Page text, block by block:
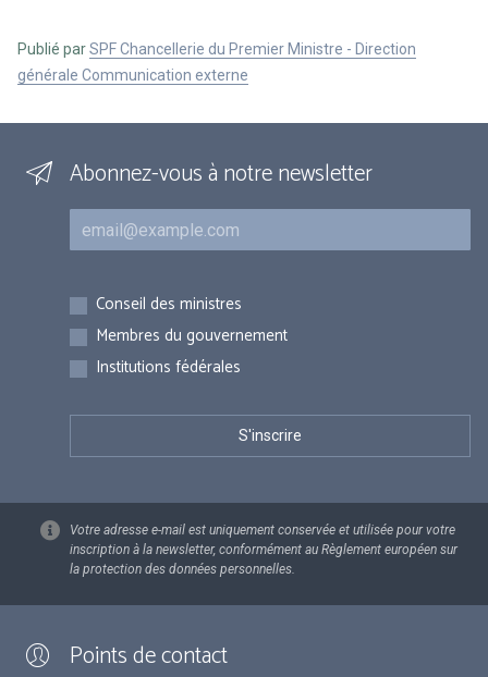
Publié parSPF Chancellerie du Premier Ministre - Direction
générale Communication externe
Abonnez-vous à notre newsletter
Courriel
Inscriptions
Conseil des ministres
Membres du gouvernement
Institutions fédérales
Votre adresse e-mail est uniquement conservée et utilisée pour votre
inscription à la newsletter, conformément au Règlement européen sur
la protection des données personnelles.
Points de contact